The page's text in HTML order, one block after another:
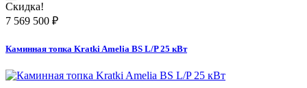
Скидка!
7 569 500 ₽
Каминная топка Kratki Amelia BS L/P 25 кВт